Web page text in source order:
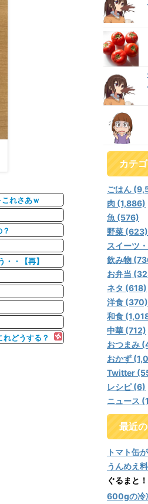
れさあｗ
・【再】
どうする？
カテ
ごはん
肉 (1,886)
魚 (576)
野菜 (623)
スイーツ
飲み物
お弁当
ネタ (618)
洋食 (370)
和食
中華 (712)
おつまみ
おかず
Twitter
レシピ (6)
ニュース
最近
トマト缶
うんめえ
ぐるまと！
600gの冷